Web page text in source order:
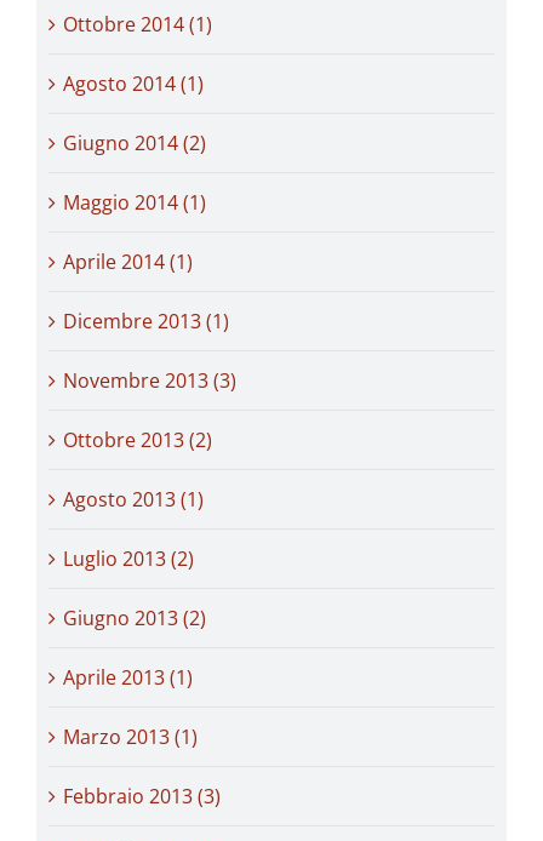
Ottobre 2014 (1)
Agosto 2014 (1)
Giugno 2014 (2)
Maggio 2014 (1)
Aprile 2014 (1)
Dicembre 2013 (1)
Novembre 2013 (3)
Ottobre 2013 (2)
Agosto 2013 (1)
Luglio 2013 (2)
Giugno 2013 (2)
Aprile 2013 (1)
Marzo 2013 (1)
Febbraio 2013 (3)